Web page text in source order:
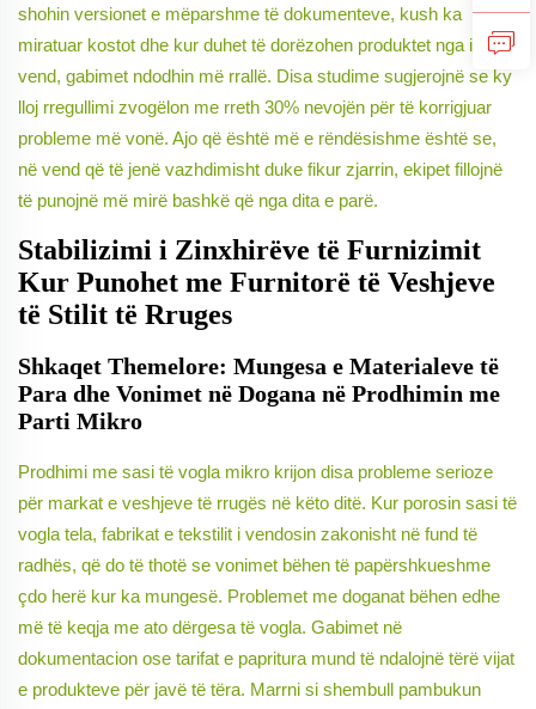
shohin versionet e mëparshme të dokumenteve, kush ka
miratuar kostot dhe kur duhet të dorëzohen produktet nga i njëjti
vend, gabimet ndodhin më rrallë. Disa studime sugjerojnë se ky
lloj rregullimi zvogëlon me rreth 30% nevojën për të korrigjuar
probleme më vonë. Ajo që është më e rëndësishme është se,
në vend që të jenë vazhdimisht duke fikur zjarrin, ekipet fillojnë
të punojnë më mirë bashkë që nga dita e parë.
Stabilizimi i Zinxhirëve të Furnizimit
Kur Punohet me Furnitorë të Veshjeve
të Stilit të Rruges
Shkaqet Themelore: Mungesa e Materialeve të
Para dhe Vonimet në Dogana në Prodhimin me
Parti Mikro
Prodhimi me sasi të vogla mikro krijon disa probleme serioze
për markat e veshjeve të rrugës në këto ditë. Kur porosin sasi të
vogla tela, fabrikat e tekstilit i vendosin zakonisht në fund të
radhës, që do të thotë se vonimet bëhen të papërshkueshme
çdo herë kur ka mungesë. Problemet me doganat bëhen edhe
më të keqja me ato dërgesa të vogla. Gabimet në
dokumentacion ose tarifat e papritura mund të ndalojnë tërë vijat
e produkteve për javë të tëra. Marrni si shembull pambukun